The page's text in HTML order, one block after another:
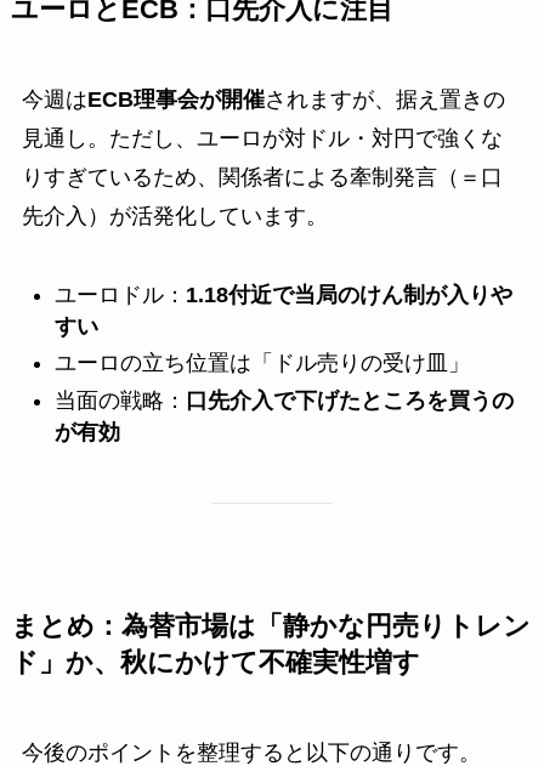
ユーロとECB：口先介入に注目
今週はECB理事会が開催されますが、据え置きの
見通し。ただし、ユーロが対ドル・対円で強くな
りすぎているため、関係者による牽制発言（＝口
先介入）が活発化しています。
ユーロドル： 1.18付近で当局のけん制が入りや
すい
ユーロの立ち位置は「ドル売りの受け皿」
当面の戦略： 口先介入で下げたところを買うの
が有効
まとめ：為替市場は「静かな円売りトレン
ド」か、秋にかけて不確実性増す
今後のポイントを整理すると以下の通りです。